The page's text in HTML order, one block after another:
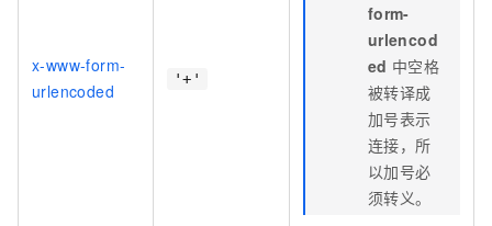
x-www-form-
urlencoded
'+'
form-
urlencod
ed 中空格
被转译成
加号表示
连接，所
以加号必
须转义。